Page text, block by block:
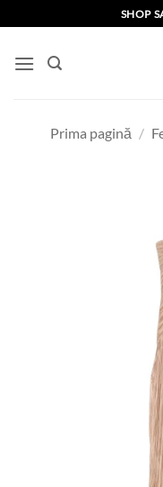
to
content
SHOP
Prima pagină /